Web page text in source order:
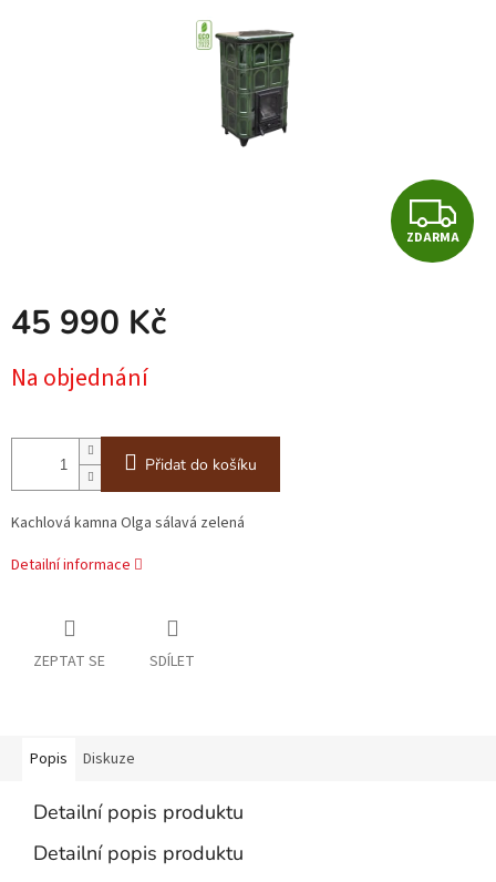
Z
D
ZDARMA
45 990 Kč
cena:
Na objednání
Přidat do košíku
Kachlová kamna Olga sálavá zelená
Detailní informace
ZEPTAT SE SDÍLET
Popis Diskuze
Detailní popis produktu
Detailní popis produktu